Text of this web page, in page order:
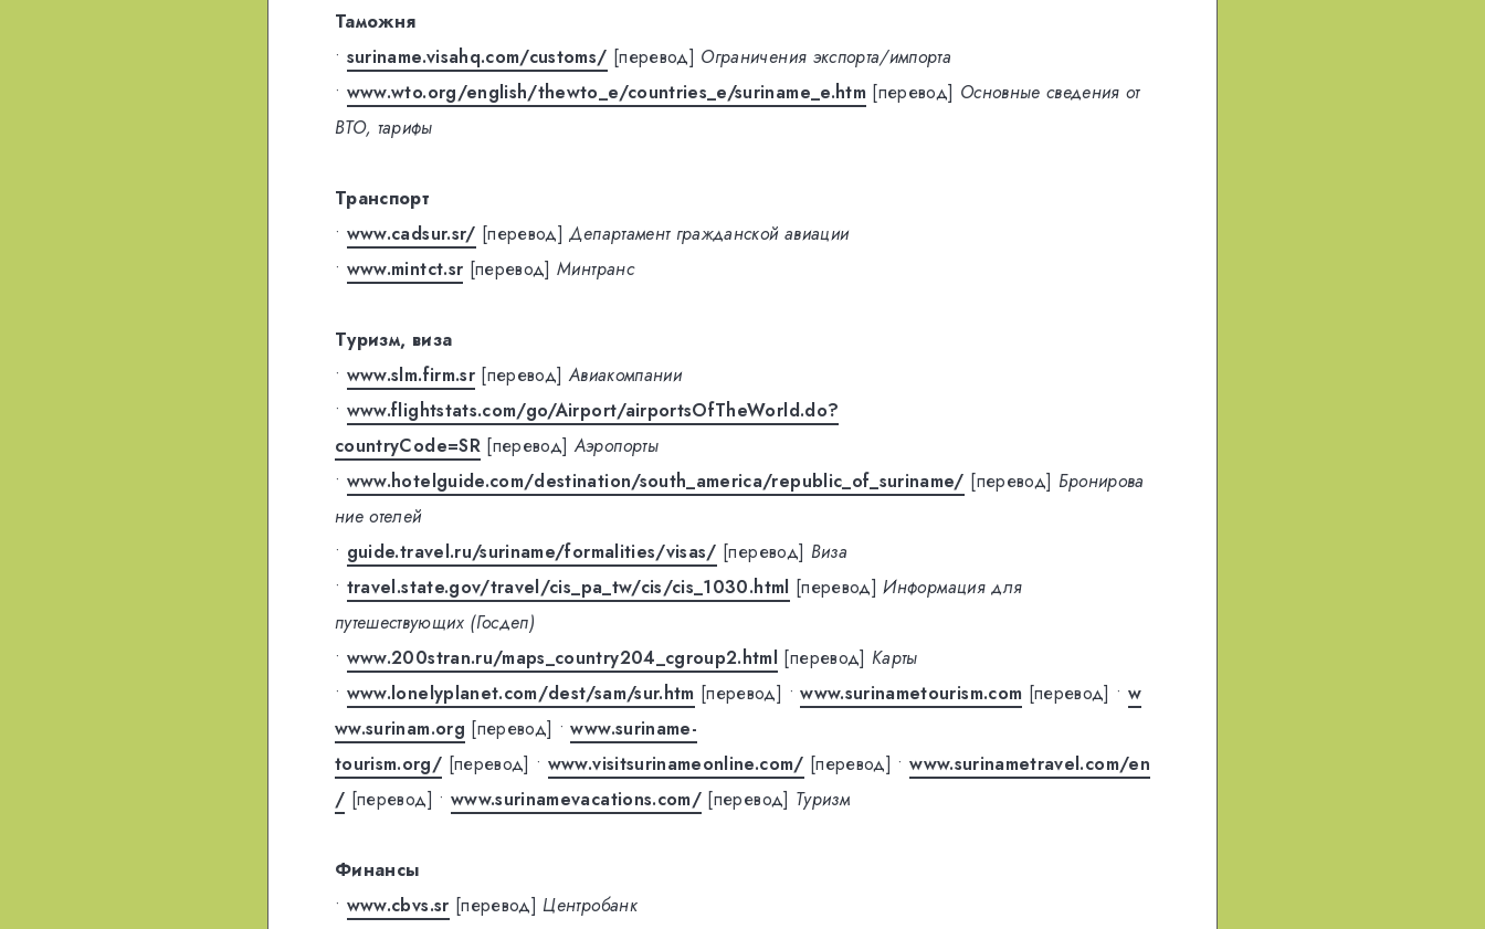
Таможня
• suriname.visahq.com/customs/ [перевод] Ограничения экспорта/импорта
• www.wto.org/english/thewto_e/countries_e/suriname_e.htm [перевод] Основные сведения от
ВТО, тарифы
Транспорт
• www.cadsur.sr/ [перевод] Департамент гражданской авиации
• www.mintct.sr [перевод] Минтранс
Туризм, виза
• www.slm.firm.sr [перевод] Авиакомпании
• www.flightstats.com/go/Airport/airportsOfTheWorld.do?
countryCode=SR [перевод] Аэропорты
• www.hotelguide.com/destination/south_america/republic_of_suriname/ [перевод] Бронирова
ние отелей
• guide.travel.ru/suriname/formalities/visas/ [перевод] Виза
• travel.state.gov/travel/cis_pa_tw/cis/cis_1030.html [перевод] Информация для
путешествующих (Госдеп)
• www.200stran.ru/maps_country204_cgroup2.html [перевод] Карты
• www.lonelyplanet.com/dest/sam/sur.htm [перевод] •www.surinametourism.com [перевод] • w
ww.surinam.org [перевод] •www.suriname-
tourism.org/ [перевод] • www.visitsurinameonline.com/ [перевод] •www.surinametravel.com/en
/ [перевод] • www.surinamevacations.com/ [перевод] Туризм
Финансы
• www.cbvs.sr [перевод] Центробанк